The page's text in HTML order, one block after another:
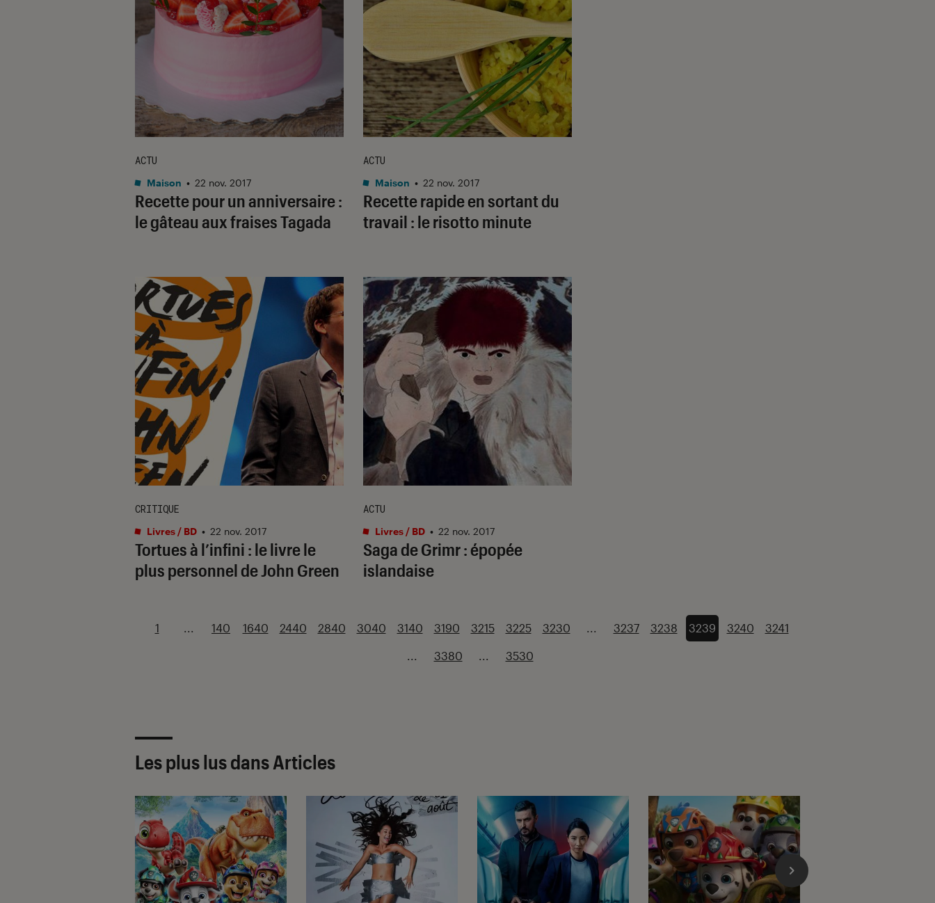
Recette pour un anniversaire :
le gâteau aux fraises Tagada
ACTU
Maison • 22 nov. 2017
Recette rapide en sortant du
travail : le risotto minute
ACTU
Maison • 22 nov. 2017
Tortues à l’infini : le livre le
plus personnel de John Green
CRITIQUE
Livres / BD • 22 nov. 2017
Saga de Grimr : épopée
islandaise
ACTU
Livres / BD • 22 nov. 2017
1 ... 140 1640 2440 2840 3040 3140 3190 3215 3225 3230 ... 3237 3238 3239 3240 3241
... 3380 ... 3530
Les plus lus dans Articles